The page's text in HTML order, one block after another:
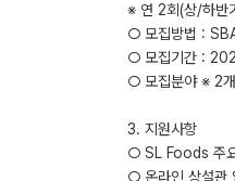
※ 연 2회(상/하반
○ 모집방법 :
○ 모집기간 :
○ 모집분야 ※ 2
3. 지원사항
○ SL Foods 주
○ 온라인 상설관